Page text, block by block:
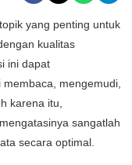
yang penting untuk
kualitas
ini dapat
mengemudi,
karena itu,
sangatlah
secara optimal.